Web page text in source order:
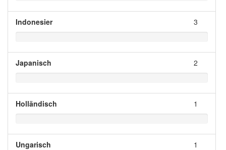
Indonesier 3
Japanisch 2
Holländisch 1
Ungarisch 1